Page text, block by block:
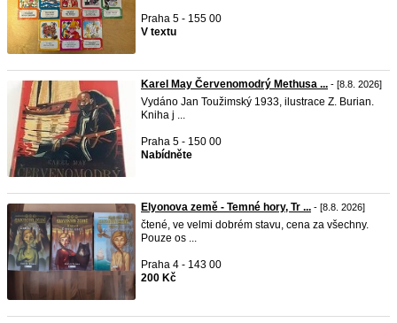
Praha 5 - 155 00
V textu
Karel May Červenomodrý Methusa ... - [8.8. 2026]
Vydáno Jan Toužimský 1933, ilustrace Z. Burian.
Kniha j ...
Praha 5 - 150 00
Nabídněte
Elyonova země - Temné hory, Tr ... - [8.8. 2026]
čtené, ve velmi dobrém stavu, cena za všechny.
Pouze os ...
Praha 4 - 143 00
200 Kč